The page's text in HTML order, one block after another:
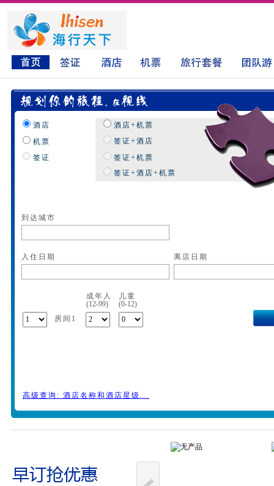
酒店
机票
签证
酒店+机票
签证+机票
签证+酒店
签证+酒店+机票
到达城市
入住日期 离店日期
成年人
儿童
(12-99)
(0-12)
房间1
高级查询: 酒店名称和酒店星级...